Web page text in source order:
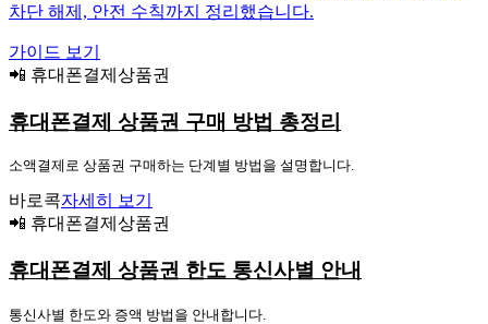
차단 해제, 안전 수칙까지 정리했습니다.
가이드 보기
📲 휴대폰결제상품권
휴대폰결제 상품권 구매 방법 총정리
소액결제로 상품권 구매하는 단계별 방법을 설명합니다.
바로콕자세히 보기
📲 휴대폰결제상품권
휴대폰결제 상품권 한도 통신사별 안내
통신사별 한도와 증액 방법을 안내합니다.